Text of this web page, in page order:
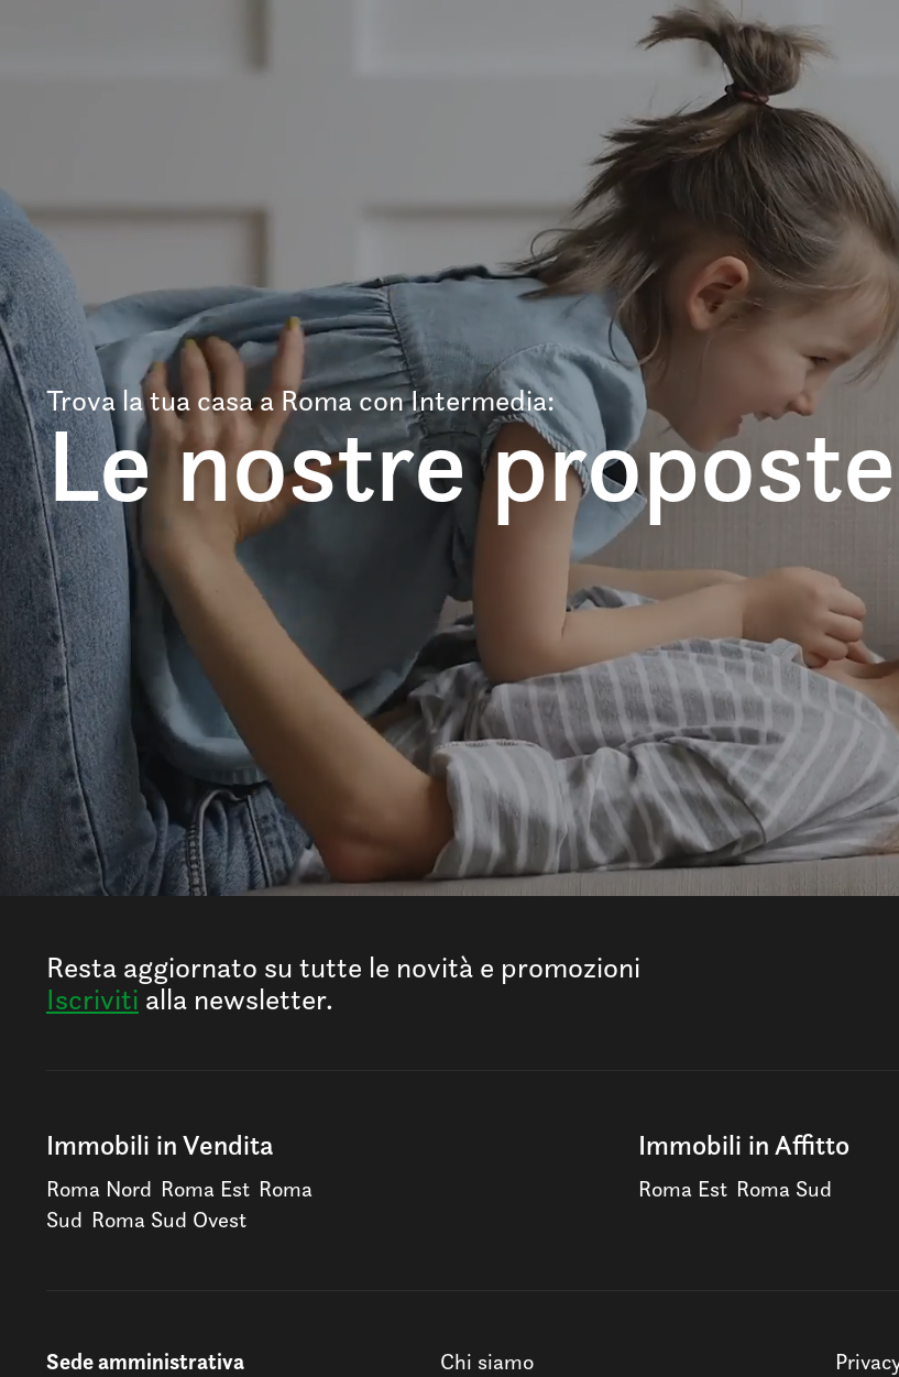
Trova la tua casa a Roma con Intermedia:
Le nostre proposte
Resta aggiornato su tutte le novità e promozioni
Iscriviti alla newsletter.
Immobili in Vendita
Roma Nord Roma Est Roma
Sud Roma Sud Ovest
Immobili in Affitto
Roma Est Roma Sud
Sede amministrativa Chi siamo